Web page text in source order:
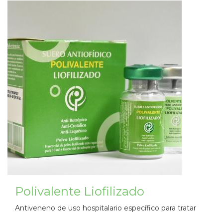
Polivalente Liofilizado
Antiveneno de uso hospitalario específico para tratar